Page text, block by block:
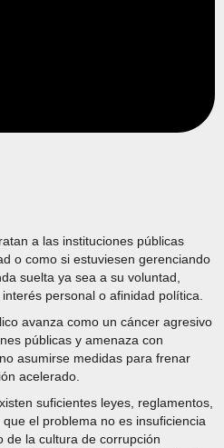
a las instituciones públicas
o como si estuviesen gerenciando
suelta ya sea a su voluntad,
personal o afinidad política.
avanza como un cáncer agresivo
públicas y amenaza con
asumirse medidas para frenar
acelerado.
suficientes leyes, reglamentos,
el problema no es insuficiencia
de la cultura de corrupción